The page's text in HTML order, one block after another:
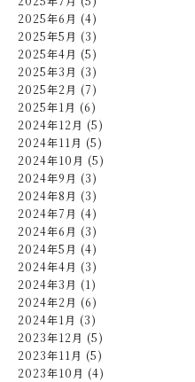
2025年6月 (4)
2025年5月 (3)
2025年4月 (5)
2025年3月 (3)
2025年2月 (7)
2025年1月 (6)
2024年12月 (5)
2024年11月 (5)
2024年10月 (5)
2024年9月 (3)
2024年8月 (3)
2024年7月 (4)
2024年6月 (3)
2024年5月 (4)
2024年4月 (3)
2024年3月 (1)
2024年2月 (6)
2024年1月 (3)
2023年12月 (5)
2023年11月 (5)
2023年10月 (4)